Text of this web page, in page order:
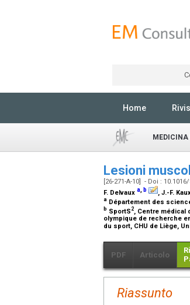
Home
Lesioni
[26-271-A-10] - Doi :
F. Delvaux a, b , J.-F.
a Département des
b SportS 2
, Centre
olympique de recherche
du sport, CHU de Liège,
PDF Articolo
Riassunto